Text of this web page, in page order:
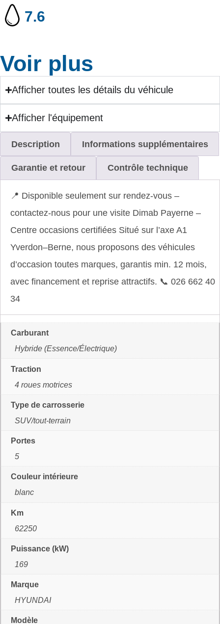
7.6
Voir plus
Afficher toutes les détails du véhicule
Afficher l'équipement
Description Informations supplémentaires
Garantie et retour Contrôle technique
📍 Disponible seulement sur rendez-vous –
contactez-nous pour une visite Dimab Payerne –
Centre occasions certifiées Situé sur l’axe A1
Yverdon–Berne, nous proposons des véhicules
d’occasion toutes marques, garantis min. 12 mois,
avec financement et reprise attractifs. 📞 026 662 40
34
Carburant
Hybride (Essence/Électrique)
Traction
4 roues motrices
Type de carrosserie
SUV/tout-terrain
Portes
5
Couleur intérieure
blanc
Km
62250
Puissance (kW)
169
Marque
HYUNDAI
Modèle